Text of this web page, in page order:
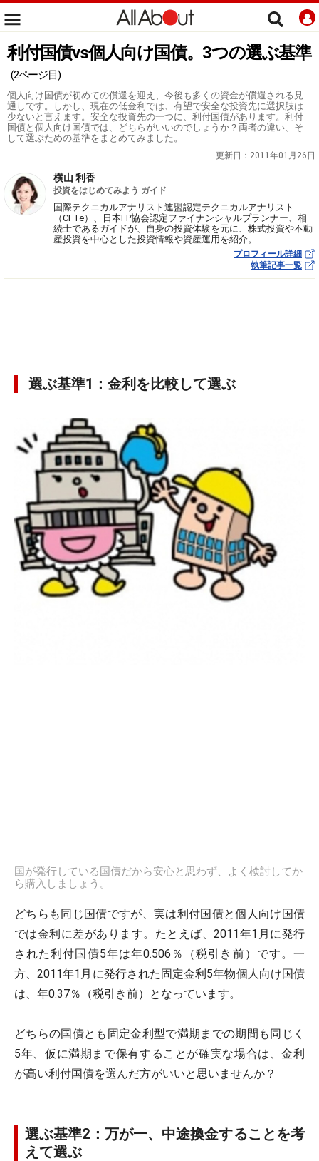
利付国債vs個人向け国債。3つの選ぶ基準
(2ページ目)
個人向け国債が初めての償還を迎え、今後も多くの資金が償還される見
通しです。しかし、現在の低金利では、有望で安全な投資先に選択肢は
少ないと言えます。安全な投資先の一つに、利付国債があります。利付
国債と個人向け国債では、どちらがいいのでしょうか？両者の違い、そ
して選ぶための基準をまとめてみました。
更新日： 2011年01月26日
横山 利香
投資をはじめてみよう ガイド
国際テクニカルアナリスト連盟認定テクニカルアナリスト
（CFTe）、日本FP協会認定ファイナンシャルプランナー、相
続士であるガイドが、自身の投資体験を元に、株式投資や不動
産投資を中心とした投資情報や資産運用を紹介。
プロフィール詳細
執筆記事一覧
選ぶ基準1：金利を比較して選ぶ
国が発行している国債だから安心と思わず、よく検討してか
ら購入しましょう。
どちらも同じ国債ですが、実は利付国債と個人向け国債
では金利に差があります。たとえば、2011年1月に発行
された利付国債5年は年0.506％（税引き前）です。一
方、2011年1月に発行された固定金利5年物個人向け国債
は、年0.37％（税引き前）となっています。
どちらの国債とも固定金利型で満期までの期間も同じく
5年、仮に満期まで保有することが確実な場合は、金利
が高い利付国債を選んだ方がいいと思いませんか？
選ぶ基準2：万が一、中途換金することを考
えて選ぶ